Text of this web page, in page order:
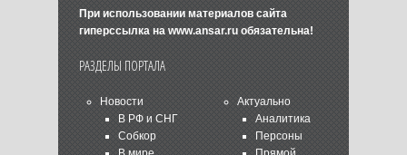
При использовании материалов сайта
гиперссылка на www.ansar.ruобязательна!
РАЗДЕЛЫ ПОРТАЛА
Новости
В РФ и СНГ
Собкор
Актуально
Аналитика
Персоны